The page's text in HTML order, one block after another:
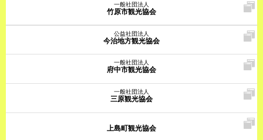
一般社団法人
竹原市観光協会
公益社団法人
今治地方観光協会
一般社団法人
府中市観光協会
一般社団法人
三原観光協会
上島町観光協会